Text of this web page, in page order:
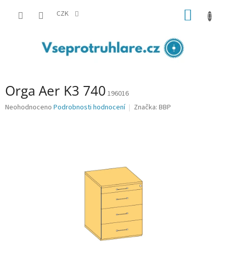
CZK
Orga Aer K3 740 196016
Průměrné
Neohodnoceno Podrobnosti hodnocení Značka: BBP